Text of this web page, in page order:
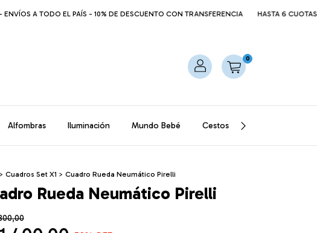
A TODO EL PAÍS - 10% DE DESCUENTO CON TRANSFERENCIA HASTA 6 CUOTAS SIN
0
Alfombras Iluminación Mundo Bebé Cestos
> Cuadros Set X1 > Cuadro Rueda Neumático Pirelli
Rueda Neumático Pirelli